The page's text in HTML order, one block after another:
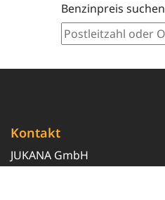
Benzinpreis suchen
Kontakt
JUKANA GmbH